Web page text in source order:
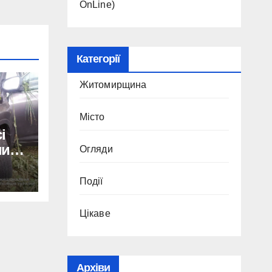
OnLine)
Категорії
Житомирщина
Місто
Огляди
Події
Цікаве
Архіви